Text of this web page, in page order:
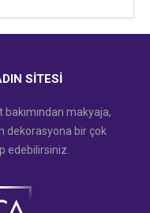
SITESI
bakımından makyaja,
dekorasyona bir çok
edebilirsiniz.